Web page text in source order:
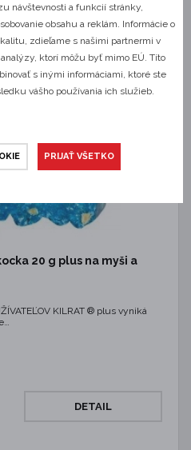
KRE0059
20 g plus na myši a
KILRAT ® plus vyniká
DETAIL
návštevnosti a funkcií stránky,
obsahu a reklám. Informácie o
zdieľame s našimi partnermi v
ktorí môžu byť mimo EÚ. Títo
s inými informáciami, ktoré ste
vášho používania ich služieb.
PRIJAŤ VŠETKO